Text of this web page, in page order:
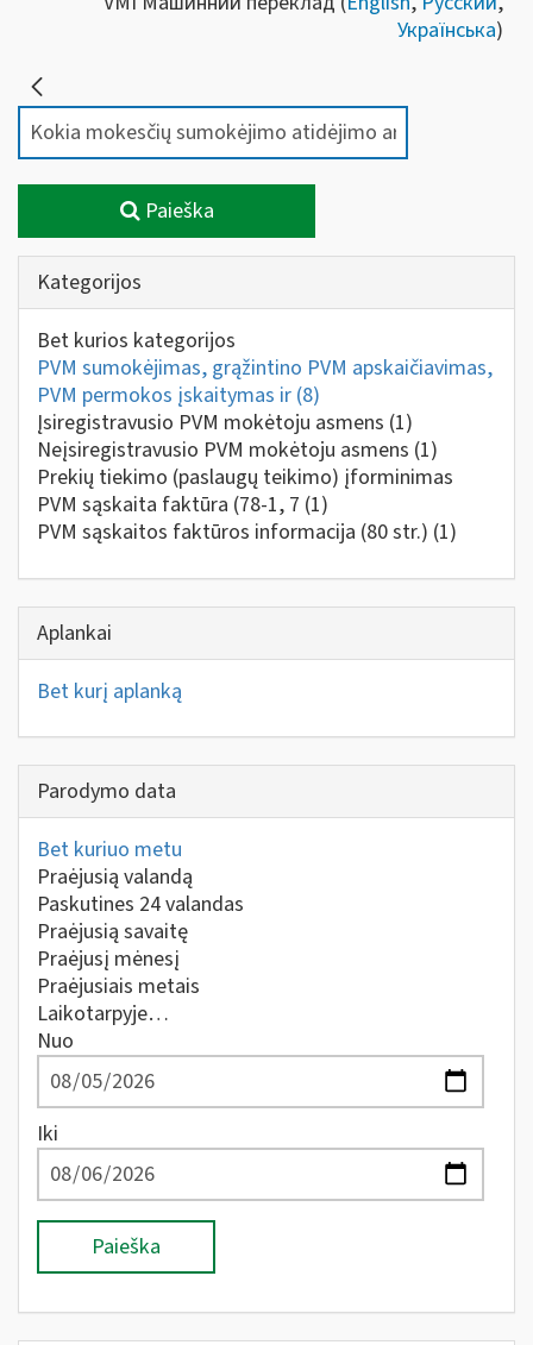
Українська)
Paieška
Kategorijos
Bet kurios kategorijos
PVM sumokėjimas, grąžintino PVM apskaičiavimas,
PVM permokos įskaitymas ir (8)
Įsiregistravusio PVM mokėtoju asmens (1)
Neįsiregistravusio PVM mokėtoju asmens (1)
Prekių tiekimo (paslaugų teikimo) įforminimas
PVM sąskaita faktūra (78-1, 7 (1)
PVM sąskaitos faktūros informacija (80 str.) (1)
Aplankai
Bet kurį aplanką
Parodymo data
Bet kuriuo metu
Praėjusią valandą
Paskutines 24 valandas
Praėjusią savaitę
Praėjusį mėnesį
Praėjusiais metais
Laikotarpyje…
Nuo
Iki
Paieška